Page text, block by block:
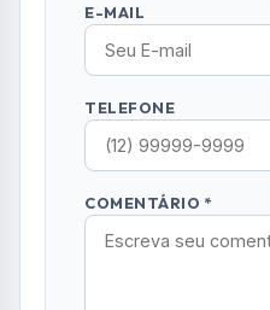
E-MAIL
TELEFONE
COMENTÁRIO *